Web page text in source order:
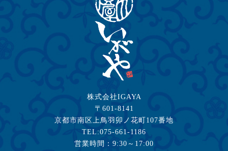
株式会社IGAYA
〒601-8141
京都市南区上鳥羽卯ノ花町107番地
TEL:075-661-1186
営業時間：9:30～17:00